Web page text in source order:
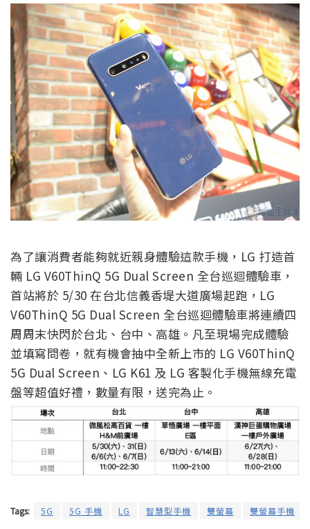
為了讓消費者能夠就近親身體驗這款手機， LG 打造首
輛 LG V60ThinQ 5G Dual Screen 全台巡迴體驗車，
首站將於 5/30 在台北信義香堤大道廣場起跑， LG
V60ThinQ 5G Dual Screen 全台巡迴體驗車將連續四
周周末快閃於台北、台中、高雄。凡至現場完成體驗
並填寫問卷，就有機會抽中全新上市的 LG V60ThinQ
5G Dual Screen、LG K61 及 LG 客製化手機無線充電
盤等超值好禮，數量有限，送完為止。
Tags: 5G 5G 手機 LG 智慧型手機 雙螢幕 雙螢幕手機